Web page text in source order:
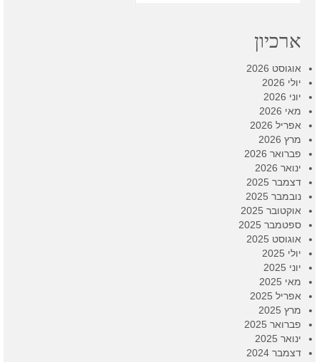
ארכיון
אוגוסט 2026
יולי 2026
יוני 2026
מאי 2026
אפריל 2026
מרץ 2026
פברואר 2026
ינואר 2026
דצמבר 2025
נובמבר 2025
אוקטובר 2025
ספטמבר 2025
אוגוסט 2025
יולי 2025
יוני 2025
מאי 2025
אפריל 2025
מרץ 2025
פברואר 2025
ינואר 2025
דצמבר 2024